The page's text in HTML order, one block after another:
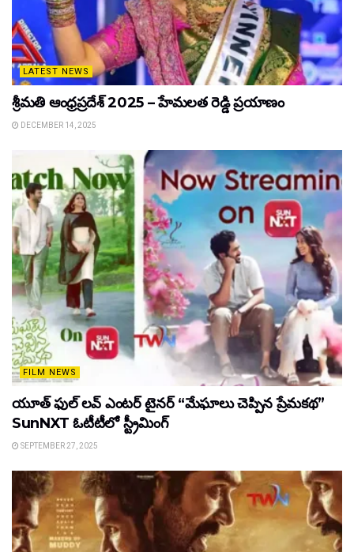
LATEST NEWS
శ్రీమతి ఆంధ్రప్రదేశ్ 2025 – హేమలత రెడ్డి ప్రయాణం
DECEMBER 14, 2025
FILM NEWS
యూత్ ఫుల్ లవ్ ఎంటర్ టైనర్ “మేఘాలు చెప్పిన ప్రేమకథ”
SunNXT ఓటీటీలో స్ట్రీమింగ్
SEPTEMBER 27, 2025